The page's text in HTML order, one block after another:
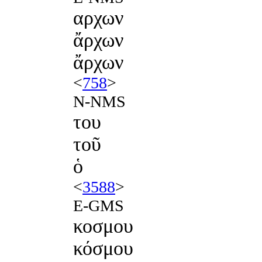
αρχων
ἄρχων
ἄρχων
<758>
N-NMS
του
τοῦ
ὁ
<3588>
E-GMS
κοσμου
κόσμου